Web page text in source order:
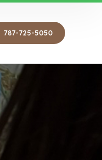
787-725-5050